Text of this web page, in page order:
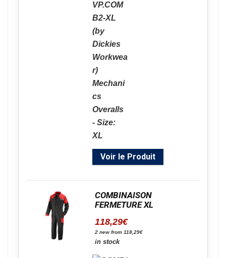
Voir le Produit
COMBINAISON
FERMETURE XL
118,29€
2 new from 118,29€
in stock